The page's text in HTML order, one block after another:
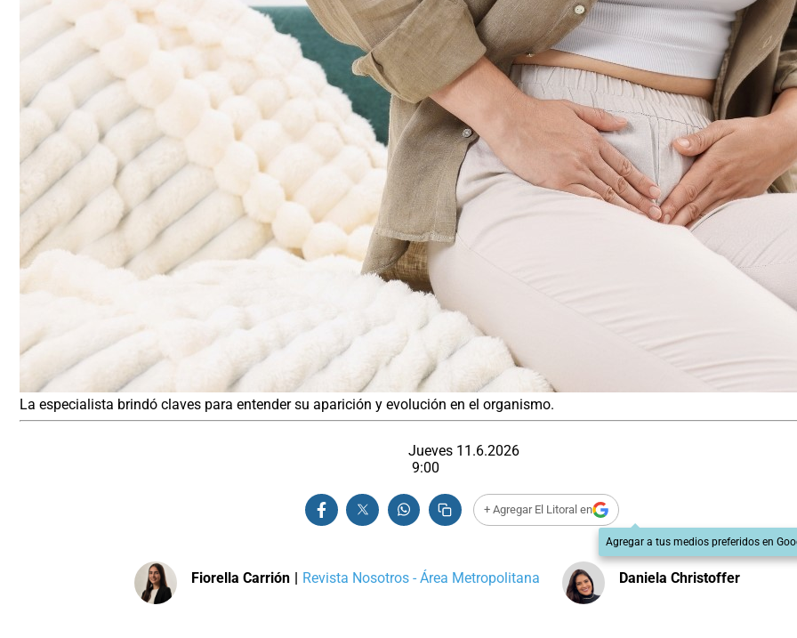
La especialista brindó claves para entender su aparición y evolución en el organismo.
Jueves 11.6.2026
9:00
+ Agregar El Litoral en
Agregar a tus medios preferidos en
Fiorella Carrión | Revista Nosotros - Área Metropolitana Daniela Christoffer